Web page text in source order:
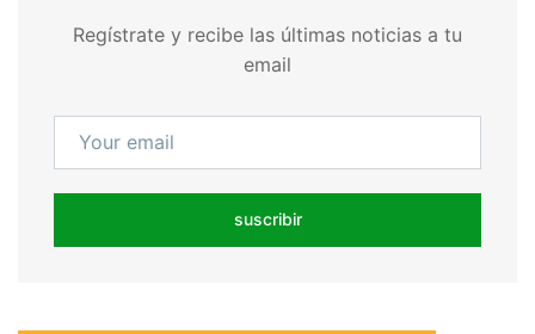
Regístrate y recibe las últimas noticias a tu
email
suscribir